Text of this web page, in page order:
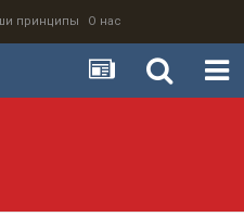
принципы О нас